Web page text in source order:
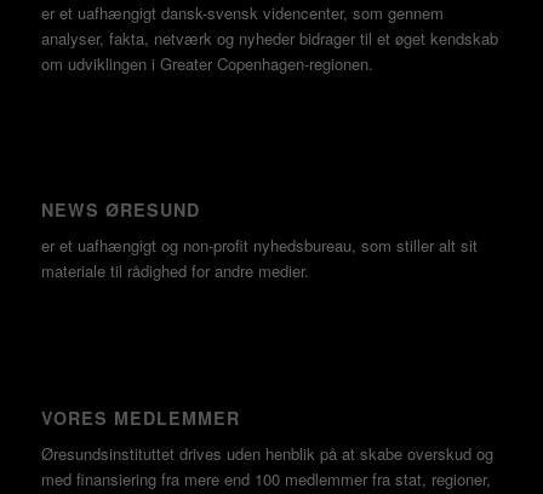
er et uafhængigt dansk-svensk videncenter, som gennem
analyser, fakta, netværk og nyheder bidrager til et øget kendskab
om udviklingen i Greater Copenhagen-regionen.
NEWS ØRESUND
er et uafhængigt og non-profit nyhedsbureau, som stiller alt sit
materiale til rådighed for andre medier.
VORES MEDLEMMER
Øresundsinstituttet drives uden henblik på at skabe overskud og
med finansiering fra mere end 100 medlemmer fra stat, regioner,